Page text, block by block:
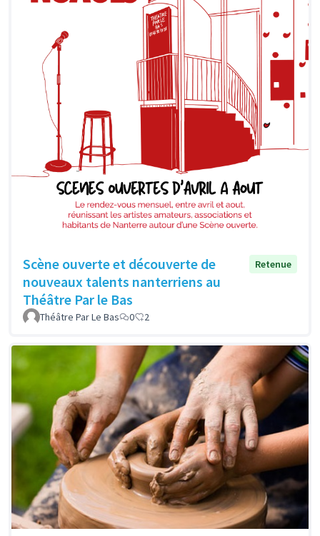
Scène ouverte et découverte de
nouveaux talents nanterriens au
Théâtre Par le Bas
Retenue
Théâtre Par Le Bas 0 2